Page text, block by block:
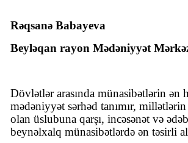
Rəqsanə Babayeva
Beyləqan rayon Mədəniyyət
Dövlətlər arasında münasibətlərin ən
mədəniyyət sərhəd tanımır,
olan üslubuna qarşı, incəsənət və
beynəlxalq münasibətlərdə ən təsirli